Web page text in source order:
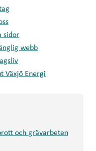
sidor
webb
Växjö Energi
och grävarbeten